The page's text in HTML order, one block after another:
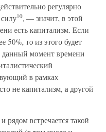
регулярно
10, — значит, в этой
есть капитализм. Если
50%, то из этого будет
данный момент времени
в рамках
не капитализм, а другой
встречается такой